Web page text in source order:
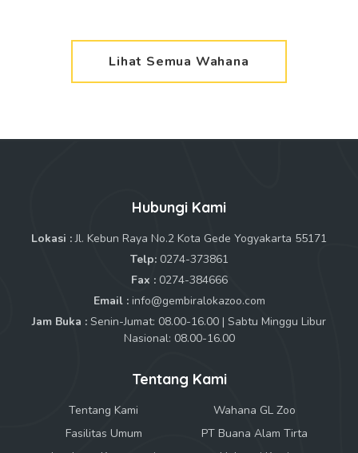
Lihat Semua Wahana
Hubungi Kami
Lokasi : Jl. Kebun Raya No.2 Kota Gede Yogyakarta 55171
Telp: 0274-373861
Fax : 0274-384666
Email : info@gembiralokazoo.com
Jam Buka : Senin-Jumat: 08.00-16.00 | Sabtu Minggu Libur
Nasional: 08.00-16.00
Tentang Kami
Tentang Kami
Wahana GL Zoo
Fasilitas Umum
PT Buana Alam Tirta